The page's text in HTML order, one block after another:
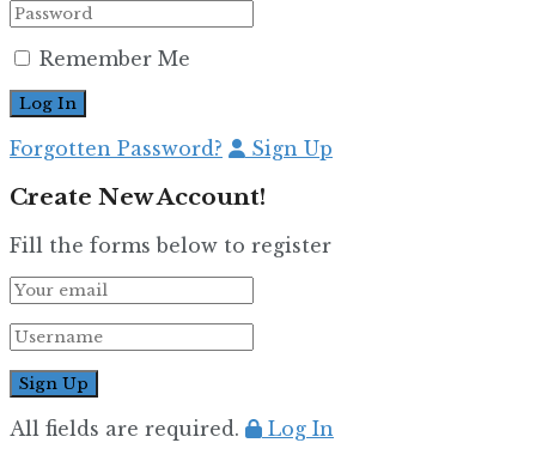
Remember Me
Forgotten Password? Sign Up
Create New Account!
Fill the forms below to register
All fields are required. Log In